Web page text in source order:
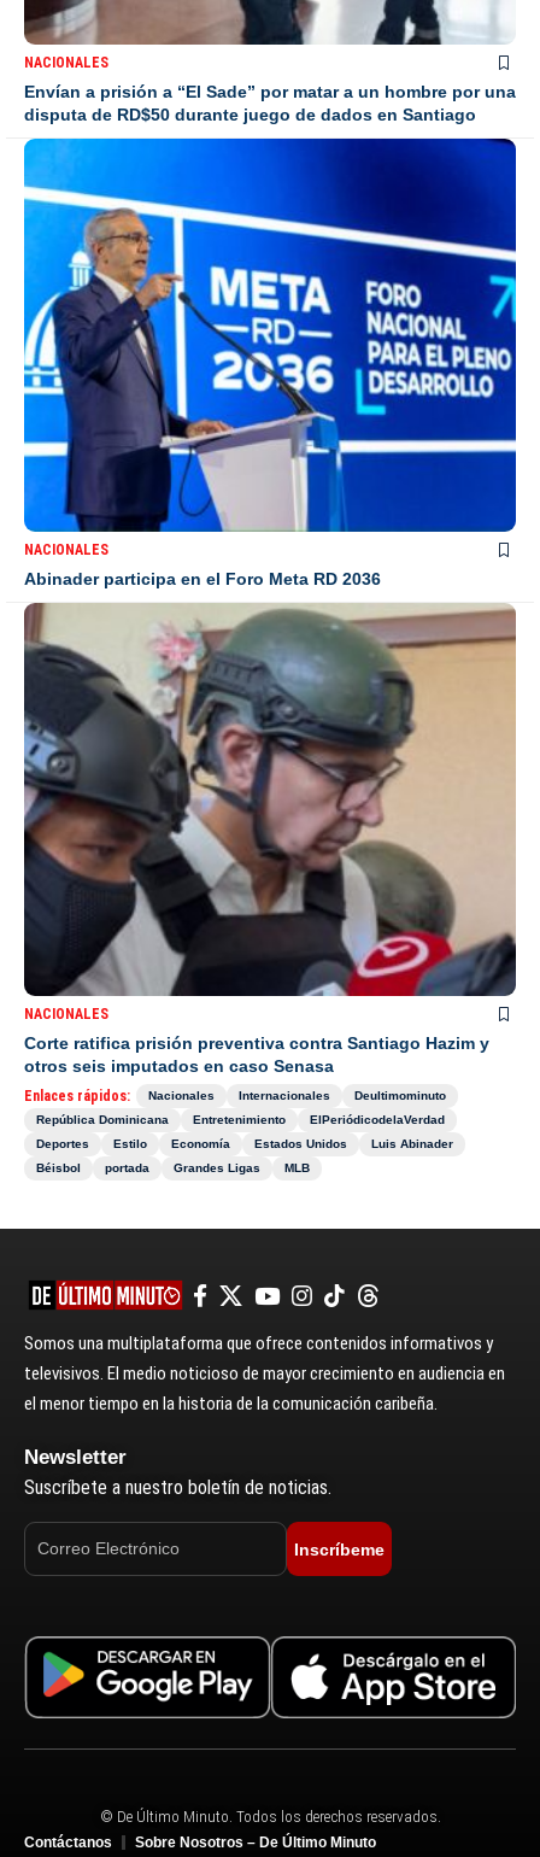
NACIONALES
Envían a prisión a “El Sade” por matar a un hombre por una
disputa de RD$50 durante juego de dados en Santiago
NACIONALES
Abinader participa en el Foro Meta RD 2036
NACIONALES
Corte ratifica prisión preventiva contra Santiago Hazim y
otros seis imputados en caso Senasa
Enlaces rápidos: Nacionales Internacionales
Deultimominuto
República Dominicana
Entretenimiento
ElPeriódicodelaVerdad
Deportes
Estilo Economía Estados Unidos
Luis Abinader
Béisbol
portada Grandes Ligas MLB
Somos una multiplataforma que ofrece contenidos informativos y
televisivos. El medio noticioso de mayor crecimiento en audiencia en
el menor tiempo en la historia de la comunicación caribeña.
Newsletter
Suscríbete a nuestro boletín de noticias.
Inscríbeme
© De Último Minuto. Todos los derechos reservados.
Contáctanos
Sobre Nosotros – De Último Minuto